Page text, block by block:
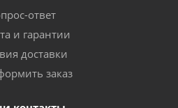
ответ
и гарантии
доставки
заказ